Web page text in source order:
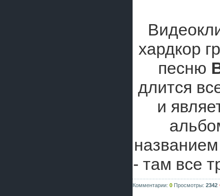
хардкор
песню
длится
и
- там все
Комментарии: 0 Просмотры: 2342